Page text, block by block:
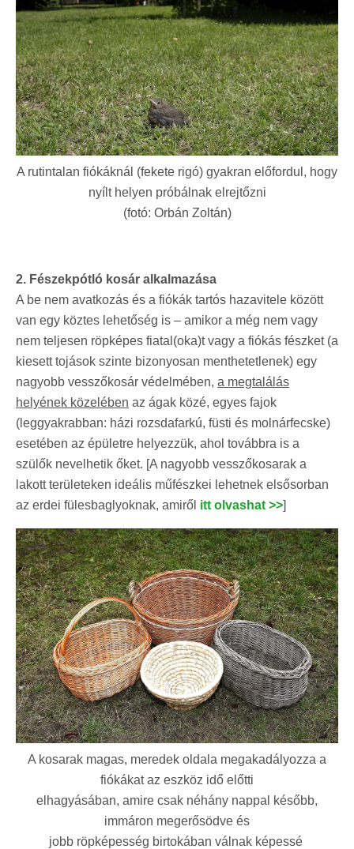
A rutintalan fiókáknál (fekete rigó) gyakran előfordul, hogy
nyílt helyen próbálnak elrejtőzni
(fotó: Orbán Zoltán)
2. Fészekpótló kosár alkalmazása
A be nem avatkozás és a fiókák tartós hazavitele között
van egy köztes lehetőség is – amikor a még nem vagy
nem teljesen röpképes fiatal(oka)t vagy a fiókás fészket (a
kiesett tojások szinte bizonyosan menthetetlenek) egy
nagyobb vesszőkosár védelmében, a megtalálás
helyének közelében az ágak közé, egyes fajok
(leggyakrabban: házi rozsdafarkú, füsti és molnárfecske)
esetében az épületre helyezzük, ahol továbbra is a
szülők nevelhetik őket. [A nagyobb vesszőkosarak a
lakott területeken ideális műfészkei lehetnek elsősorban
az erdei fülesbaglyoknak, amiről itt olvashat >>]
A kosarak magas, meredek oldala megakadályozza a
fiókákat az eszköz idő előtti
elhagyásában, amire csak néhány nappal később,
immáron megerősödve és
jobb röpképesség birtokában válnak képessé